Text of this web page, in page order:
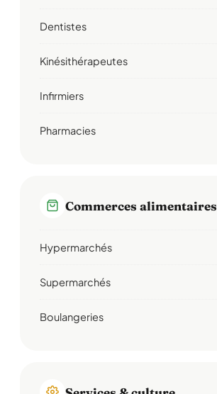
Dentistes
Kinésithérapeutes
Infirmiers
Pharmacies
Commerces alimentaires
Hypermarchés
Supermarchés
Boulangeries